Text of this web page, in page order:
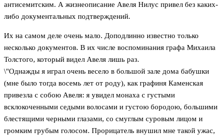
антисемитским. А жизнеописание Авеля Нилус привел без каких-
либо документальных подтверждений.
Их на самом деле очень мало. Доподлинно известно только
несколько документов. В их числе воспоминания графа Михаила
Толстого, который видел Авеля лишь раз.
\"Однажды я играл очень весело в большой зале дома бабушки
(мне было тогда восемь лет от роду), как графиня Каменская
привезла с собою Авеля: я увидел монаха с густыми
всклокоченными седыми волосами и густою бородою, большими
блестящими черными глазами, со смуглым суровым лицом и
громким грубым голосом. Прорицатель внушил мне такой ужас,